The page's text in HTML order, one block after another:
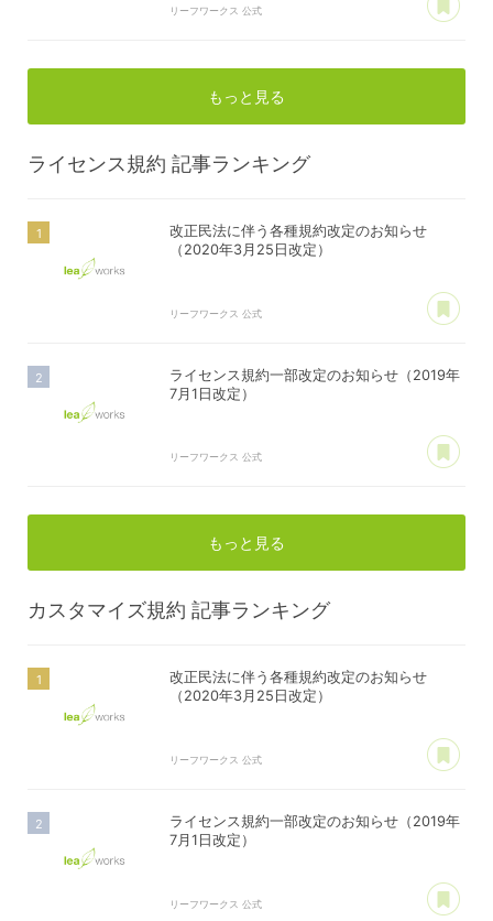
リーフワークス 公式
もっと見る
ライセンス規約 記事ランキング
改正民法に伴う各種規約改定のお知らせ
（2020年3月25日改定）
リーフワークス 公式
ライセンス規約一部改定のお知らせ（2019年
7月1日改定）
リーフワークス 公式
もっと見る
カスタマイズ規約 記事ランキング
改正民法に伴う各種規約改定のお知らせ
（2020年3月25日改定）
リーフワークス 公式
ライセンス規約一部改定のお知らせ（2019年
7月1日改定）
リーフワークス 公式